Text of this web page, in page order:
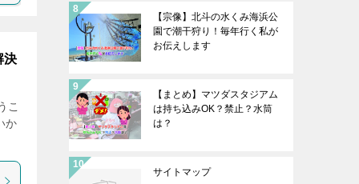
決
こ
か
【宗像】北斗の水くみ海浜公
園で潮干狩り！毎年行く私が
お伝えします
【まとめ】マツダスタジアム
は持ち込みOK？禁止？水筒
は？
サイトマップ